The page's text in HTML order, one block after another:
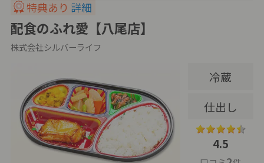
特典あり 詳細
配食のふれ愛【八尾店】
株式会社シルバーライフ
冷蔵
仕出し
4.5